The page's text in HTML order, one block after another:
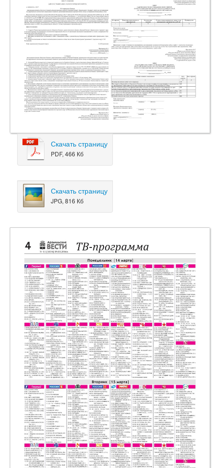
Скачать страницу
PDF, 466 Кб
Скачать страницу
JPG, 816 Кб